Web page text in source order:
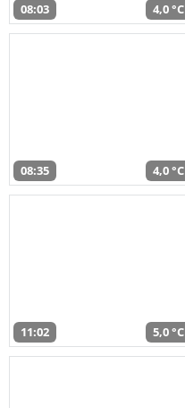
08:03 4,0 °C
08:35 4,0 °C
11:02 5,0 °C